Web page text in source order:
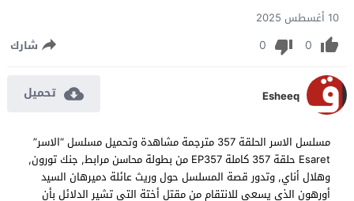
10 أغسطس 2025
0
0 شارك
Esheeq تحميل
مسلسل الاسر الحلقة 357 مترجمة مشاهدة وتحميل مسلسل “الاسر”
Esaret حلقة 357 كاملة EP357 من بطولة محاسن مرابط, جنك تورون,
وهلال أناي, وتدور قصة المسلسل حول وريث عائلة دميرهان السيد
أورهون الذي يسعى للانتقام من مقتل أختة التي تشير الدلائل بأن